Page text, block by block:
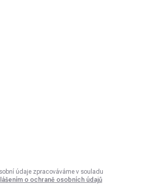
údaje zpracováváme v souladu
o ochraně osobních údajů